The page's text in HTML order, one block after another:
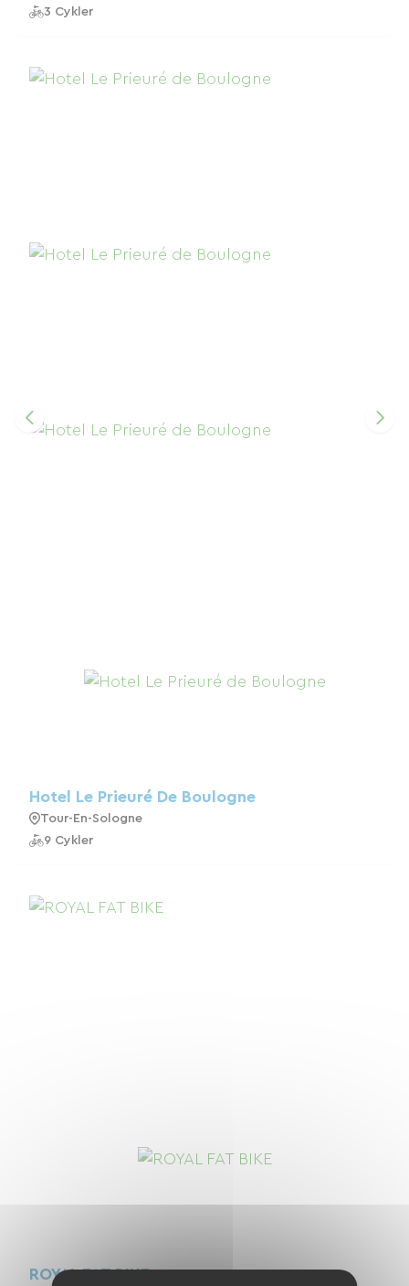
3 Cykler
Hotel Le Prieuré De Boulogne
Tour-En-Sologne
9 Cykler
ROYAL FAT BIKE